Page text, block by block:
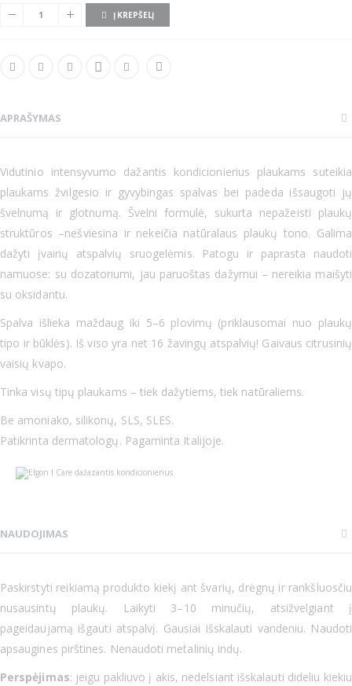
Į KREPŠELĮ
APRAŠYMAS
Vidutinio intensyvumo dažantis kondicionierius plaukams suteikia
plaukams žvilgesio ir gyvybingas spalvas bei padeda išsaugoti jų
švelnumą ir glotnumą. Švelni formulė, sukurta nepažeisti plaukų
struktūros –nešviesina ir nekeičia natūralaus plaukų tono. Galima
dažyti įvairių atspalvių sruogelėmis. Patogu ir paprasta naudoti
namuose: su dozatoriumi, jau paruoštas dažymui – nereikia maišyti
su oksidantu.
Spalva išlieka maždaug iki 5–6 plovimų (priklausomai nuo plaukų
tipo ir būklės). Iš viso yra net 16 žavingų atspalvių! Gaivaus citrusinių
vaisių kvapo.
Tinka visų tipų plaukams – tiek dažytiems, tiek natūraliems.
Be amoniako, silikonų, SLS, SLES.
Patikrinta dermatologų. Pagaminta Italijoje.
NAUDOJIMAS
Paskirstyti reikiamą produkto kiekį ant švarių, drėgnų ir rankšluosčiu
nusausintų plaukų. Laikyti 3–10 minučių, atsižvelgiant į
pageidaujamą išgauti atspalvį. Gausiai išskalauti vandeniu. Naudoti
apsaugines pirštines. Nenaudoti metalinių indų.
Perspėjimas: jeigu pakliuvo į akis, nedelsiant išskalauti dideliu kiekiu